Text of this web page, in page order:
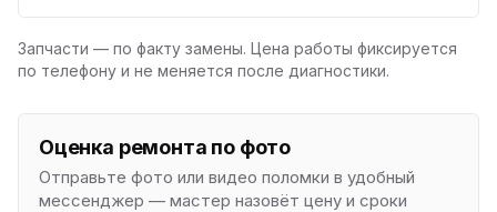
Запчасти — по факту замены. Цена работы фиксируется
по телефону и не меняется после диагностики.
Оценка ремонта по фото
Отправьте фото или видео поломки в удобный
мессенджер — мастер назовёт цену и сроки